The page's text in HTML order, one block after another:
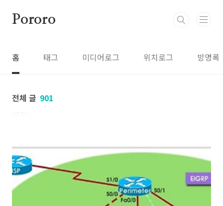
Pororo
홈 태그 미디어로그 위치로그 방명록
전체 글 901